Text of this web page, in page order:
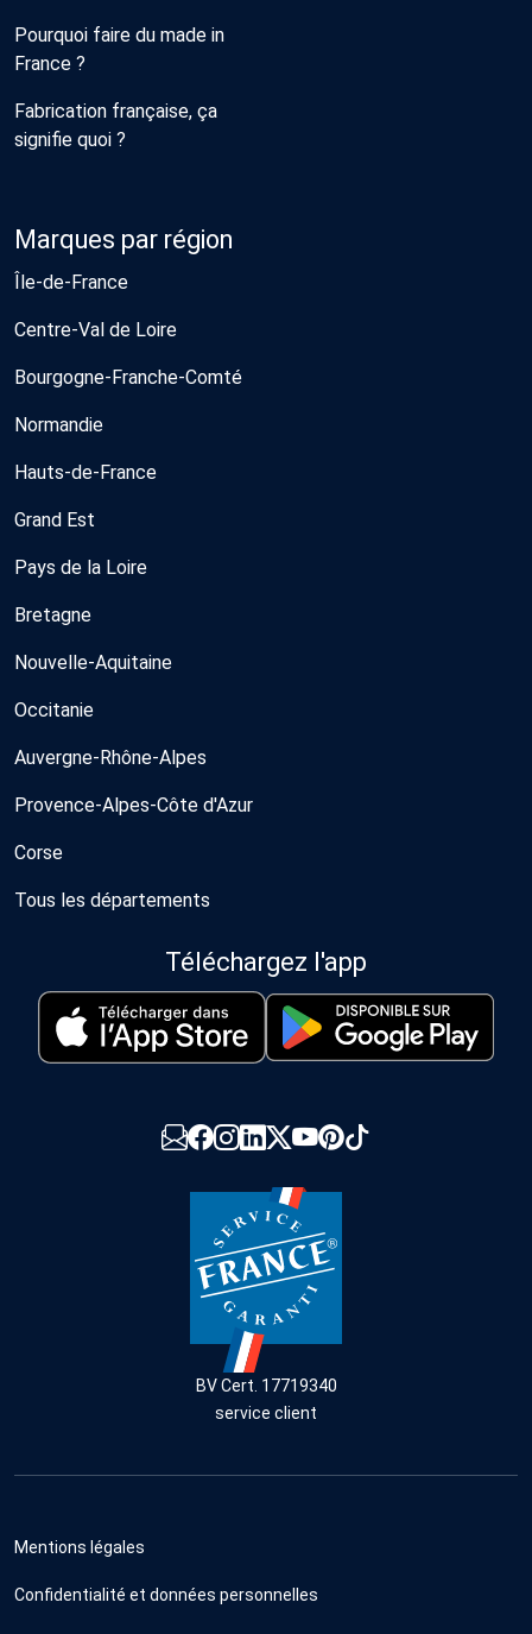
Pourquoi faire du made in
France ?
Fabrication française, ça
signifie quoi ?
Marques par région
Île-de-France
Centre-Val de Loire
Bourgogne-Franche-Comté
Normandie
Hauts-de-France
Grand Est
Pays de la Loire
Bretagne
Nouvelle-Aquitaine
Occitanie
Auvergne-Rhône-Alpes
Provence-Alpes-Côte d'Azur
Corse
Tous les départements
Téléchargez l'app
BV Cert. 17719340
service client
Mentions légales
Confidentialité et données personnelles